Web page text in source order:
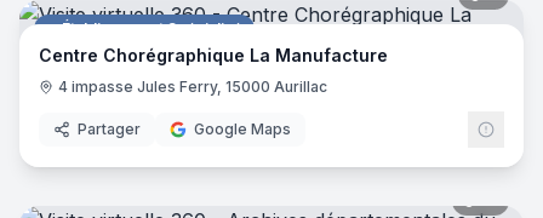
Établissement Spécialisé
Centre Chorégraphique La Manufacture
4 impasse Jules Ferry, 15000 Aurillac
Partager Google Maps